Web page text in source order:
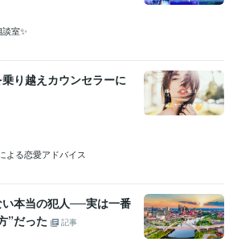
「幸せ」って何なん？
ニュアル イキイキ社員が育つ「3つの方
なぜか好かれる人　なぜ
心が楽になる意識　〜
る人になる！」
WordPress:3年
年
室✨
り越えカウンセラーに
よる恋愛アドバイス
本当の犯人──実は一番
”だった
記事